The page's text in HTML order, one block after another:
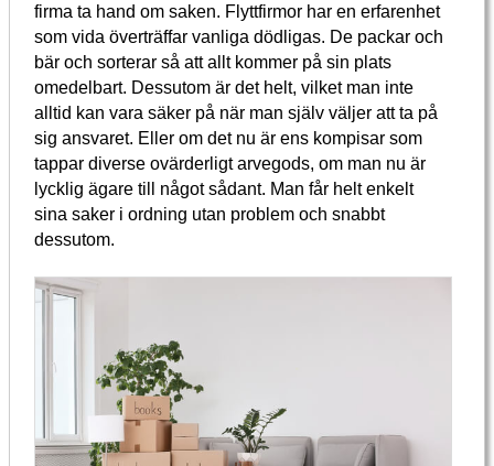
firma ta hand om saken. Flyttfirmor har en erfarenhet
som vida överträffar vanliga dödligas. De packar och
bär och sorterar så att allt kommer på sin plats
omedelbart. Dessutom är det helt, vilket man inte
alltid kan vara säker på när man själv väljer att ta på
sig ansvaret. Eller om det nu är ens kompisar som
tappar diverse ovärderligt arvegods, om man nu är
lycklig ägare till något sådant. Man får helt enkelt
sina saker i ordning utan problem och snabbt
dessutom.